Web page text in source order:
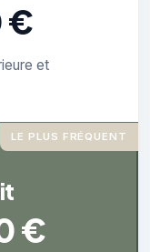
€
et
LE PLUS FRÉQUENT
€